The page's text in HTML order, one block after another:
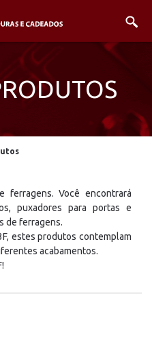
ferragens. Você encontrará
puxadores para portas e
de ferragens.
estes produtos contemplam
acabamentos.